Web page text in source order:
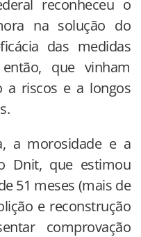
reconheceu o
na solução do
das medidas
que vinham
a riscos e a longos
a morosidade e a
Dnit, que estimou
51 meses (mais de
e reconstrução
comprovação